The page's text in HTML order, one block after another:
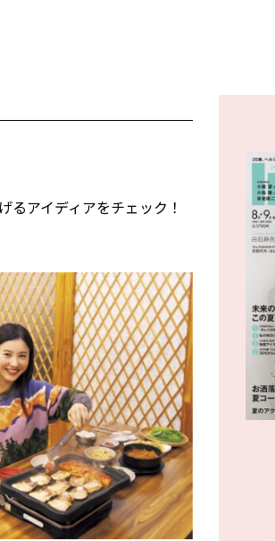
るアイディアをチェック！